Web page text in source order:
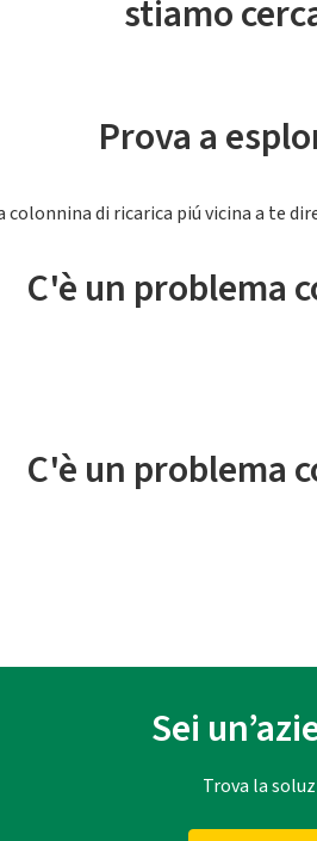
stiamo
Prova a
di ricarica piú vicina a te
C'è un problema
C'è un problema
Sei
Trova la